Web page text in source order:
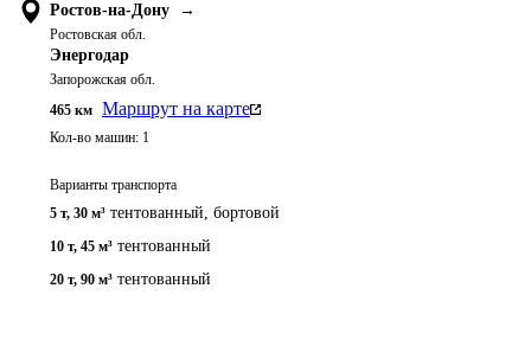
Ростов-на-Дону →
Ростовская обл.
Энергодар
Запорожская обл.
465 км Маршрут на карте
Кол-во машин: 1
Варианты транспорта
5 т, 30 м³ тентованный, бортовой
10 т, 45 м³ тентованный
20 т, 90 м³ тентованный